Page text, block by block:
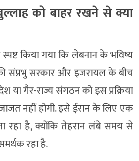
को बाहर रखने से क्या
किया गया कि लेबनान के भविष्य
संप्रभु सरकार और इजरायल के बीच
या गैर-राज्य संगठन को इस प्रक्रिया
नहीं होगी. इसे ईरान के लिए एक
रहा है, क्योंकि तेहरान लंबे समय से
रहा है.